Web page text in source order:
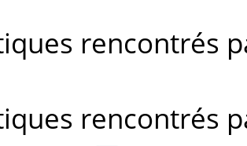
rencontrés
rencontrés